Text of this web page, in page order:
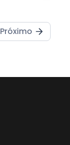
Próximo